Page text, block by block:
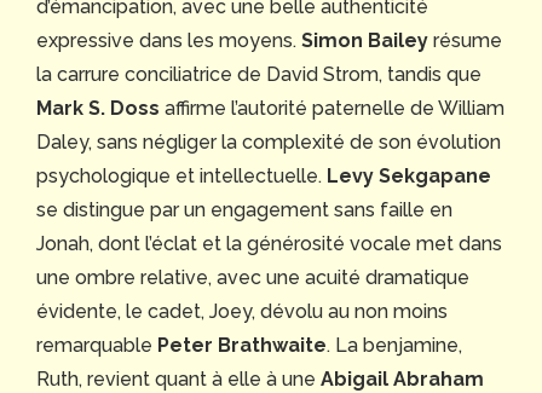
d’émancipation, avec une belle authenticité
expressive dans les moyens. Simon Bailey résume
la carrure conciliatrice de David Strom, tandis que
Mark S. Doss affirme l’autorité paternelle de William
Daley, sans négliger la complexité de son évolution
psychologique et intellectuelle. Levy Sekgapane
se distingue par un engagement sans faille en
Jonah, dont l’éclat et la générosité vocale met dans
une ombre relative, avec une acuité dramatique
évidente, le cadet, Joey, dévolu au non moins
remarquable Peter Brathwaite. La benjamine,
Ruth, revient quant à elle à une Abigail Abraham